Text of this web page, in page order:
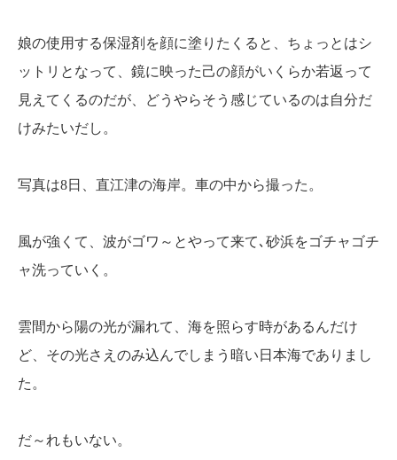
娘の使用する保湿剤を顔に塗りたくると、ちょっとはシ
ットリとなって、鏡に映った己の顔がいくらか若返って
見えてくるのだが、どうやらそう感じているのは自分だ
けみたいだし。
写真は8日、直江津の海岸。車の中から撮った。
風が強くて、波がゴワ～とやって来て､砂浜をゴチャゴチ
ャ洗っていく。
雲間から陽の光が漏れて、海を照らす時があるんだけ
ど、その光さえのみ込んでしまう暗い日本海でありまし
た。
だ～れもいない。